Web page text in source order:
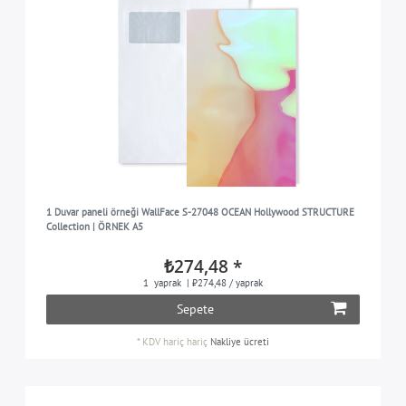
1 Duvar paneli örneği WallFace S-27048 OCEAN Hollywood STRUCTURE
Collection | ÖRNEK A5
₺274,48 *
1 yaprak | ₺274,48 / yaprak
Sepete
* KDV hariç hariç Nakliye ücreti